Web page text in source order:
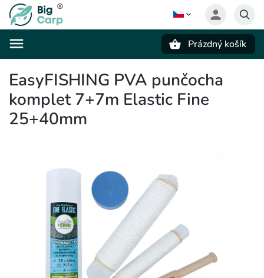
Prázdný košík
EasyFISHING PVA punčocha
komplet 7+7m Elastic Fine
25+40mm